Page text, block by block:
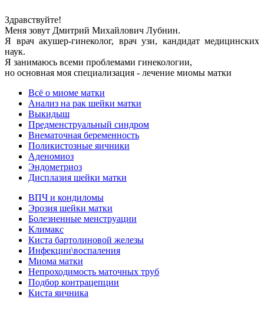
Здравствуйте!
Меня зовут Дмитрий Михайлович Лубнин.
Я врач акушер-гинеколог, врач узи, кандидат медицинских
наук.
Я занимаюсь всеми проблемами гинекологии,
но основная моя специализация - лечение миомы матки
Всё о миоме матки
Анализ на рак шейки матки
Выкидыш
Предменструальный синдром
Внематочная беременность
Поликистозные яичники
Аденомиоз
Эндометриоз
Дисплазия шейки матки
ВПЧ и кондиломы
Эрозия шейки матки
Болезненные менструации
Климакс
Киста бартолиновой железы
Инфекции\воспаления
Миома матки
Непроходимость маточных труб
Подбор контрацепции
Киста яичника